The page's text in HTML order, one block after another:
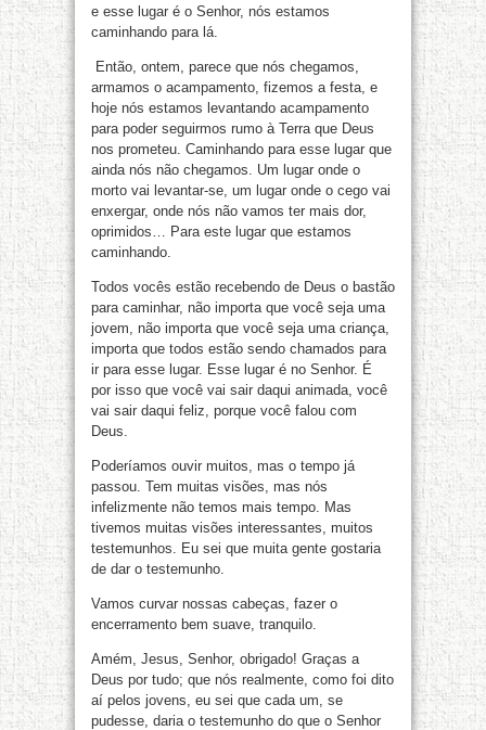
e esse lugar é o Senhor, nós estamos
caminhando para lá.
Então, ontem, parece que nós chegamos,
armamos o acampamento, fizemos a festa, e
hoje nós estamos levantando acampamento
para poder seguirmos rumo à Terra que Deus
nos prometeu. Caminhando para esse lugar que
ainda nós não chegamos. Um lugar onde o
morto vai levantar-se, um lugar onde o cego vai
enxergar, onde nós não vamos ter mais dor,
oprimidos… Para este lugar que estamos
caminhando.
Todos vocês estão recebendo de Deus o bastão
para caminhar, não importa que você seja uma
jovem, não importa que você seja uma criança,
importa que todos estão sendo chamados para
ir para esse lugar. Esse lugar é no Senhor. É
por isso que você vai sair daqui animada, você
vai sair daqui feliz, porque você falou com
Deus.
Poderíamos ouvir muitos, mas o tempo já
passou. Tem muitas visões, mas nós
infelizmente não temos mais tempo. Mas
tivemos muitas visões interessantes, muitos
testemunhos. Eu sei que muita gente gostaria
de dar o testemunho.
Vamos curvar nossas cabeças, fazer o
encerramento bem suave, tranquilo.
Amém, Jesus, Senhor, obrigado! Graças a
Deus por tudo; que nós realmente, como foi dito
aí pelos jovens, eu sei que cada um, se
pudesse, daria o testemunho do que o Senhor